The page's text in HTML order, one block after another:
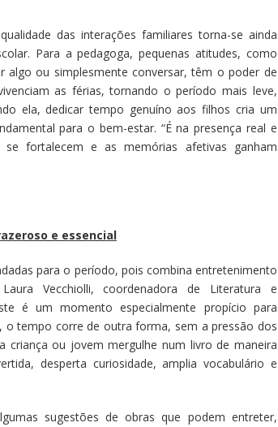
das interações familiares torna-se ainda
Para a pedagoga, pequenas atitudes, como
algo ou simplesmente conversar, têm o poder de
as férias, tornando o período mais leve,
ela, dedicar tempo genuíno aos filhos cria um
para o bem-estar. “É na presença real e
fortalecem e as memórias afetivas ganham
e essencial
para o período, pois combina entretenimento
Vecchiolli, coordenadora de Literatura e
é um momento especialmente propício para
o tempo corre de outra forma, sem a pressão dos
criança ou jovem mergulhe num livro de maneira
desperta curiosidade, amplia vocabulário e
sugestões de obras que podem entreter,